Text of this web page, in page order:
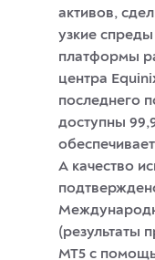
активов,
узкие
платформы
центра
последнего
доступны
А качество
(результаты
МТ5 с